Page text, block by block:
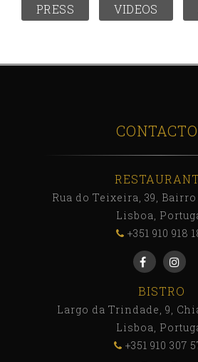
PRESS
VIDEOS
Rua do Teixeira, 39, Bairro
Lisboa,
+351 910 918
BISTRO
Largo da Trindade, 9,
Lisboa,
+351 910 307